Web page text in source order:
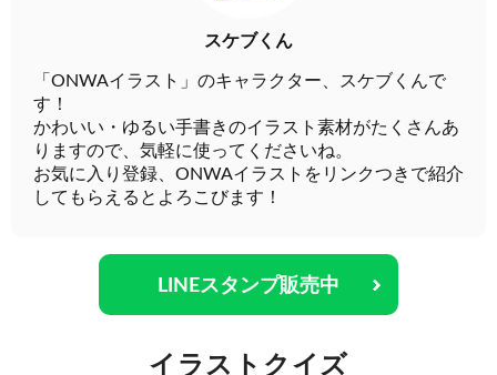
スケブくん
「ONWAイラスト」のキャラクター、スケブくんで
す！
かわいい・ゆるい手書きのイラスト素材がたくさんあ
りますので、気軽に使ってくださいね。
お気に入り登録、ONWAイラストをリンクつきで紹介
してもらえるとよろこびます！
LINEスタンプ販売中
イラストクイズ